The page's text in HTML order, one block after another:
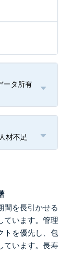
ータ所有
材不足
間を長引かせる
ています。管理
トを優先し、包
ています。長寿